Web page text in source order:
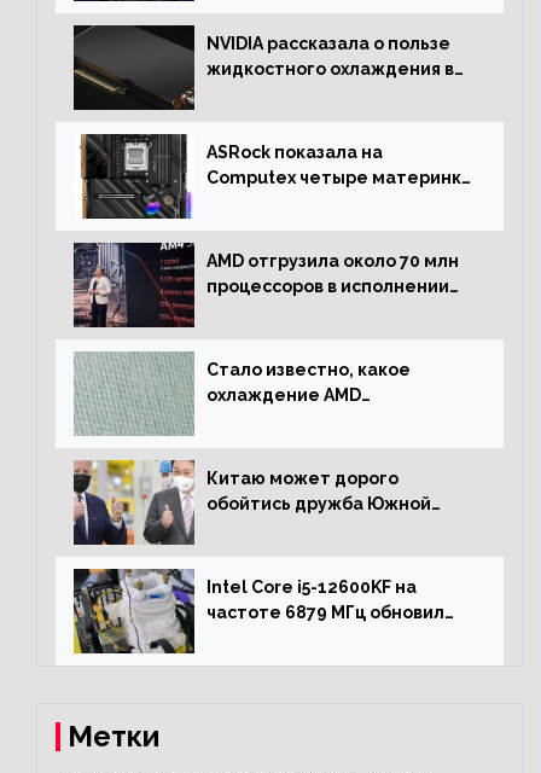
NVIDIA рассказала о пользе
жидкостного охлаждения в
ASRock показала на
Computex четыре материнки
включая модели Taichi
AMD отгрузила около 70 млн
процессоров в исполнении
Стало известно, какое
охлаждение AMD
процессора Ryzen 7000 до 5.5
ГГц
Китаю может дорого
обойтись дружба Южной
Intel Core i5-12600KF на
частоте 6879 МГц обновил
Метки